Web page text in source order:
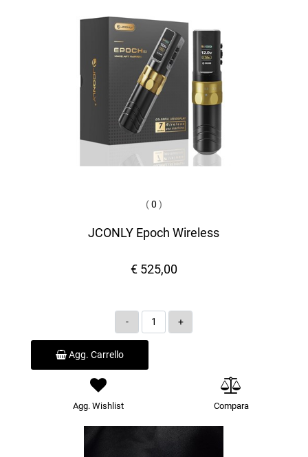
(0 )
JCONLY Epoch Wireless
€ 525,00
Quantità
Agg. Carrello
Agg. Wishlist Compara